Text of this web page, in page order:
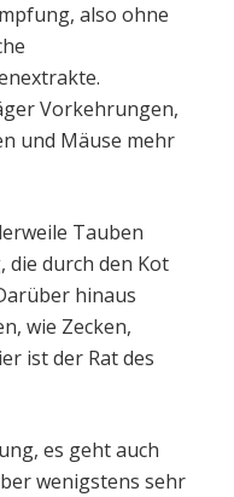
also ohne
Vorkehrungen,
und Mäuse mehr
Tauben
die durch den Kot
hinaus
wie Zecken,
ist der Rat des
es geht auch
wenigstens sehr